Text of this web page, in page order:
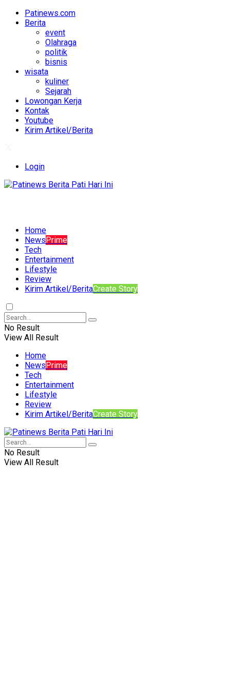
Patinews.com
Berita
event
Olahraga
politik
bisnis
wisata
kuliner
Sejarah
Lowongan Kerja
Kontak
Youtube
Kirim Artikel/Berita
Login
Home
NewsPrime
Tech
Entertainment
Lifestyle
Review
Kirim Artikel/BeritaCreate Story
No Result
View All Result
Home
NewsPrime
Tech
Entertainment
Lifestyle
Review
Kirim Artikel/BeritaCreate Story
No Result
View All Result